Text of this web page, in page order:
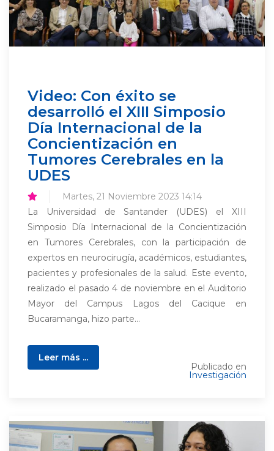
Video: Con éxito se
desarrolló el XIII Simposio
Día Internacional de la
Concientización en
Tumores Cerebrales en la
UDES
Martes, 21 Noviembre 2023 14:14
La Universidad de Santander (UDES) el XIII
Simposio Día Internacional de la Concientización
en Tumores Cerebrales, con la participación de
expertos en neurocirugía, académicos, estudiantes,
pacientes y profesionales de la salud. Este evento,
realizado el pasado 4 de noviembre en el Auditorio
Mayor del Campus Lagos del Cacique en
Bucaramanga, hizo parte...
Leer más ...
Publicado en
Investigación